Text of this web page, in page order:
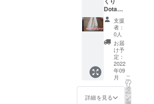
ます！)
＊クラ
ウド
ファン
ディン
グ終了
後、
メール
にて日
程調整
す。 ＊
りプラ
スチッ
クフ
リーを
目指し
ている
ので、
スー
パーに
並ぶよ
うにビ
できれ
＊ハン
ドメイ
ド作品
のため
多少ゆ
がみや
個体差
が多少
ありま
す。 ＊
ブロー
チ、ま
たは
きゅー
ちゃん
セレク
トで！
何が届
くかは
お楽し
みに！
お礼の
お手紙
を添え
て。
7〜10種
Dotanb
a農園マ
ルシェ
バッ
グ 巾
着付】
私、刺
繍作家
きゆう
が作る
マル
シェ
支援
者：
0人
お届
け予
定：
2022
年09
月
詳細を見る
こ
の
リ
タ
ー
ン
を